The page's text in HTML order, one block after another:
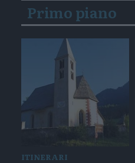
Primo piano
ITINERARI